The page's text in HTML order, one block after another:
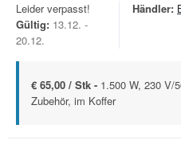
Leider verpasst!
Gültig: 13.12. -
20.12.
Händler:
€ 65,00 / Stk - 1.500 W, 230 V/
Zubehör, im Koffer